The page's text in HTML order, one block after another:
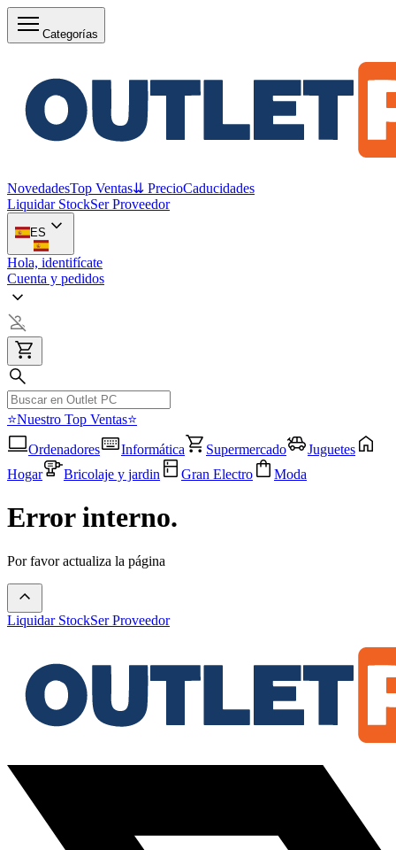
Categorías
NovedadesTop Ventas⇊ PrecioCaducidades
Liquidar StockSer Proveedor
ES
Hola, identifícate
Cuenta y pedidos
⭐Nuestro Top Ventas⭐
Ordenadores
Informática Supermercado
Juguetes
Hogar
Bricolaje y jardin Gran Electro Moda
Error interno.
Por favor actualiza la página
Liquidar StockSer Proveedor